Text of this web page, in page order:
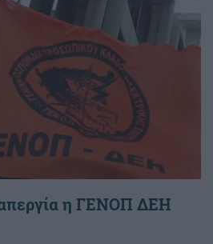
απεργία η ΓΕΝΟΠ ΔΕΗ